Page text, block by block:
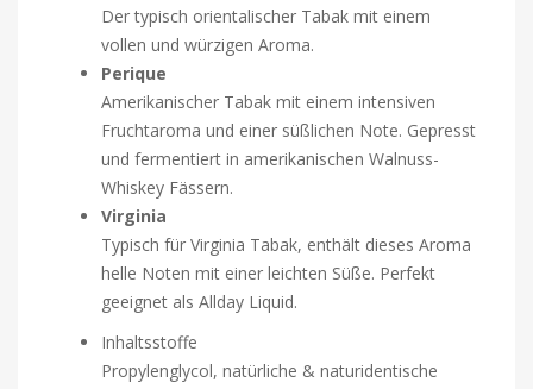
Der typisch orientalischer Tabak mit einem
vollen und würzigen Aroma.
Perique
Amerikanischer Tabak mit einem intensiven
Fruchtaroma und einer süßlichen Note. Gepresst
und fermentiert in amerikanischen Walnuss-
Whiskey Fässern.
Virginia
Typisch für Virginia Tabak, enthält dieses Aroma
helle Noten mit einer leichten Süße. Perfekt
geeignet als Allday Liquid.
Inhaltsstoffe
Propylenglycol, natürliche & naturidentische